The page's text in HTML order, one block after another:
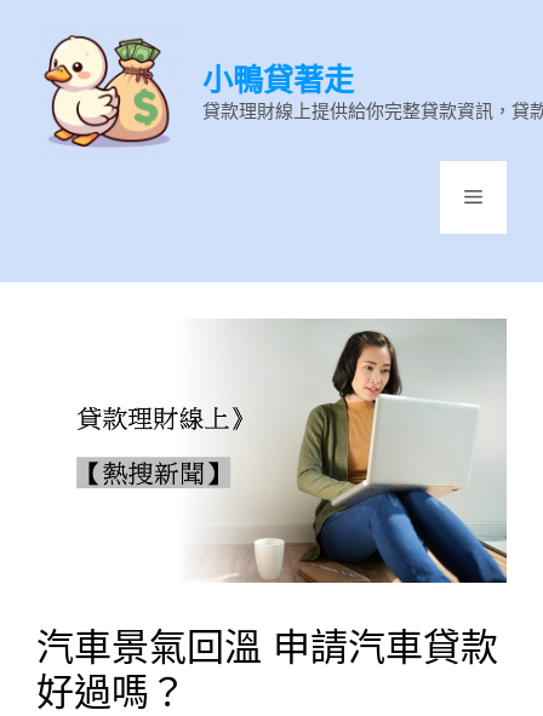
小鴨貸著走
貸款理財線上提供給你完整貸款資訊，貸
選
汽車景氣回溫 申請汽車貸款
好過嗎？